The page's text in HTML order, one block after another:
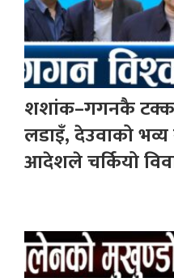
शशांक–गगनकै
लडाइँ, देउवाको भव्य
आदेशले चर्कियो